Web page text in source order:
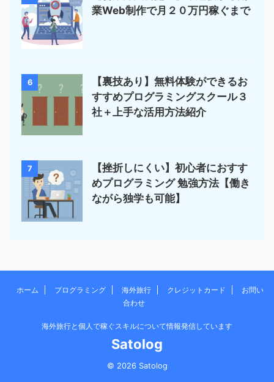
業Web制作で月２０万円稼ぐまで
6
【裏技あり】無料体験ができるお
すすめプログラミングスクール３
社＋上手な活用方法紹介
7
【挫折しにくい】初心者におすす
めプログラミング 勉強方法【働き
ながら独学も可能】
ホーム プログラミング 海外旅行 クレジットカード
お問い
合わせ
海外旅行と個人で稼ぐスキルについて情報発信しています
Satolog
© 2026 Satolog